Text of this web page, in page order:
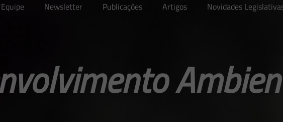
Equipe Newsletter Publicações Artigos Novidades